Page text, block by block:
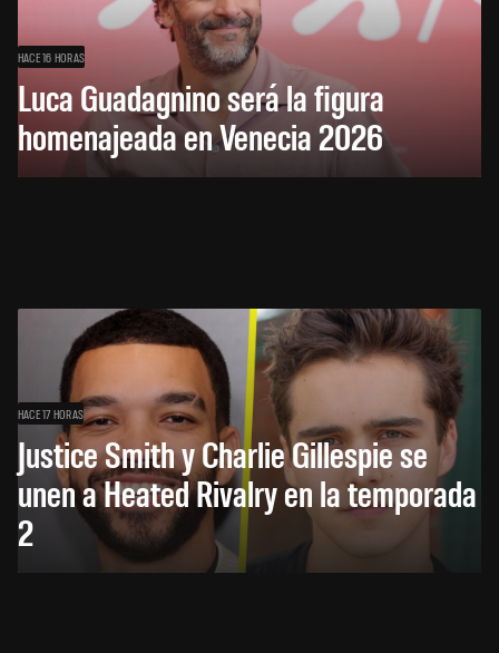
HACE 16 HORAS
Luca Guadagnino será la figura
homenajeada en Venecia 2026
HACE 17 HORAS
Justice Smith y Charlie Gillespie se
unen a Heated Rivalry en la temporada
2